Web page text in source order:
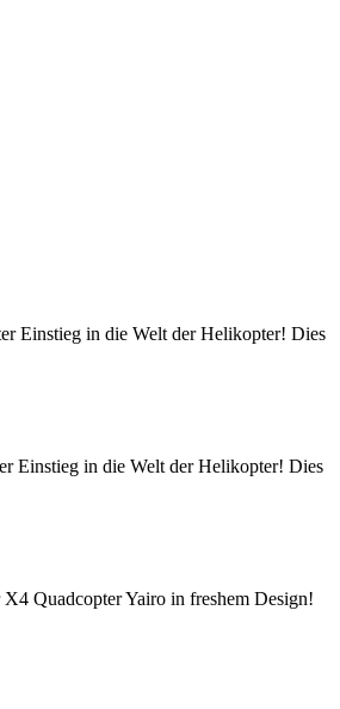
Einstieg in die Welt der Helikopter! Dies
Einstieg in die Welt der Helikopter! Dies
Quadcopter Yairo in freshem Design!